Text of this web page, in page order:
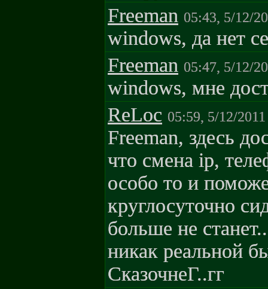
Freeman 05:43, 5/12/
windows, да нет
Freeman 05:47, 5/12/
windows, мне
ReLoc 05:59, 5/12/2011
Freeman, здесь
что смена ip,
особо то и
круглосуточно
больше не
никак реальной
СказочнеГ..гг